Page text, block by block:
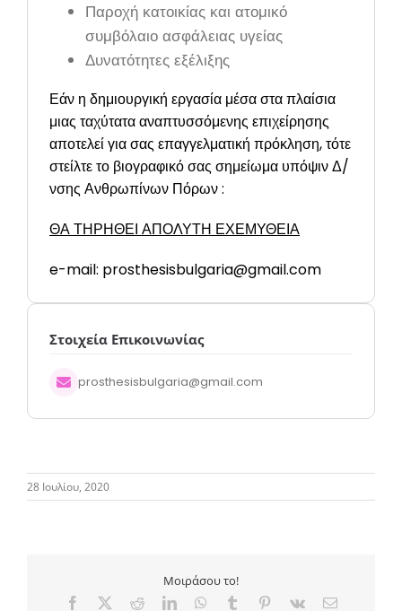
Παροχή κατοικίας και ατομικό
συμβόλαιο ασφάλειας υγείας
Δυνατότητες εξέλιξης
Εάν η δημιουργική εργασία μέσα στα πλαίσια
μιας ταχύτατα αναπτυσσόμενης επιχείρησης
αποτελεί για σας επαγγελματική πρόκληση, τότε
στείλτε το βιογραφικό σας σημείωμα υπόψιν Δ/
νσης Ανθρωπίνων Πόρων :
ΘΑ ΤΗΡΗΘΕΙ ΑΠΟΛΥΤΗ ΕΧΕΜΥΘΕΙΑ
e-mail: prosthesisbulgaria@gmail.com
Στοιχεία Επικοινωνίας
prosthesisbulgaria@gmail.com
28 Ιουλίου, 2020
Μοιράσου το!
Facebook RedditLinkedInWhatsApp
Tumblr Pinterest
Vk Email